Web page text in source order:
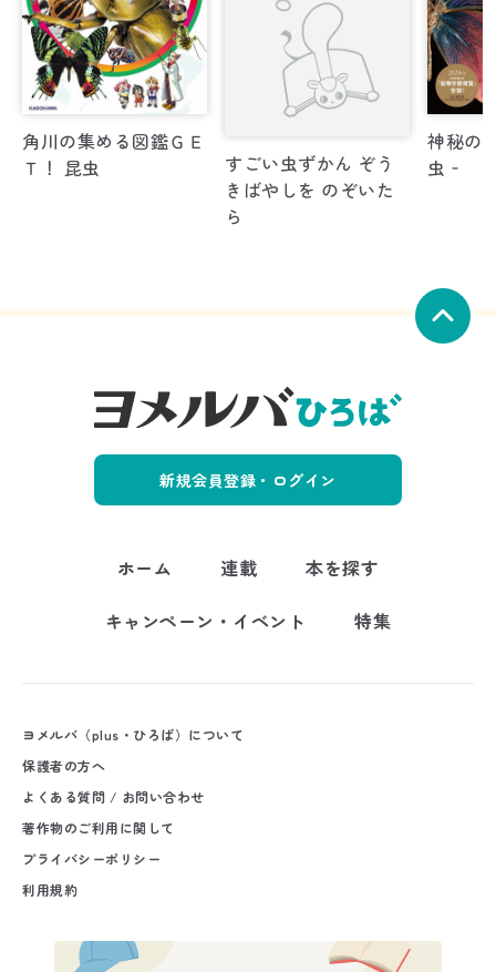
角川の集める図鑑ＧＥ
Ｔ！ 昆虫
すごい虫ずかん ぞう
ら
神秘の
虫‐
新規会員登録・ログイン
ホーム 連載
本を探す
キャンペーン・イベント
特集
ヨメルバ（plus・ひろば）について
保護者の方へ
よくある質問 / お問い合わせ
著作物のご利用に関して
プライバシーポリシー
利用規約